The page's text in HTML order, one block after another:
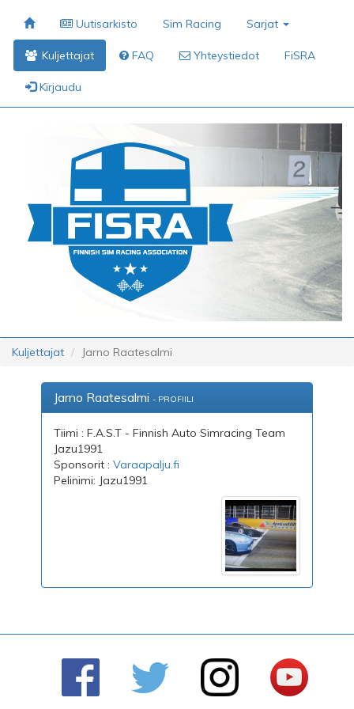
Uutisarkisto Sim Racing Sarjat
Kuljettajat FAQ Yhteystiedot FiSRA
Kirjaudu
Kuljettajat Jarno Raatesalmi
Jarno Raatesalmi - PROFIILI
Tiimi : F.A.S.T - Finnish Auto Simracing Team
Jazu1991
Sponsorit :Varaapalju.fi
Pelinimi: Jazu1991